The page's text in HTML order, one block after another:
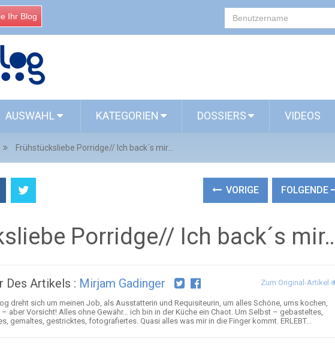
Ihr Blog
AUSWAHL KATEGORIEN DOSSIERS VIDEOS
Frühstücksliebe Porridge// Ich back´s mir…
VORIGE FOLGENDE
Porridge// Ich back´s
Des Artikels : Mirjam Gadinger Zum Original-Artikel
dreht sich um meinen Job, als Ausstatterin und Requisiteurin, um alles Schöne, ums kochen,
– aber Vorsicht! Alles ohne Gewähr… ich bin in der Küche ein Chaot. Um Selbst – gebasteltes,
gemaltes, gestricktes, fotografiertes. Quasi alles was mir in die Finger kommt. ERLEBT...